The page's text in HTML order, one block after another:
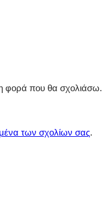
φορά που θα σχολιάσω.
των σχολίων σας.